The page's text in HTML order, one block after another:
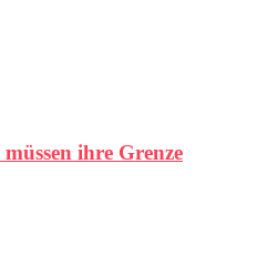
ihre Grenze